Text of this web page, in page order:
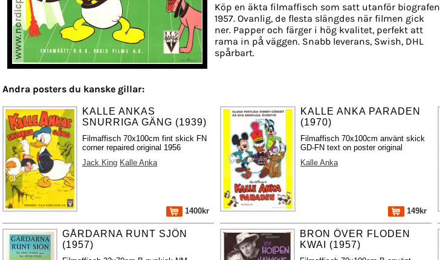
Köp en äkta filmaffisch som satt utanför biografen
1957. Ovanlig, de flesta slängdes när filmen gick
ner. Papper och färger i hög kvalitet, perfekt att
rama in på väggen. Snabb leverans, Swish, DHL
spårbart.
Andra posters du kanske gillar:
KALLE ANKAS
SNURRIGA GÄNG (1939)
Filmaffisch 70x100cm fint skick FN
corner repaired original 1956
Jack King Kalle Anka
1400kr
KALLE ANKA PARADEN
(1970)
Filmaffisch 70x100cm använt skick
GD-FN text on poster original
Kalle Anka
149kr
GÅRDARNA RUNT SJÖN
(1957)
BRON ÖVER FLODEN
KWAI (1957)